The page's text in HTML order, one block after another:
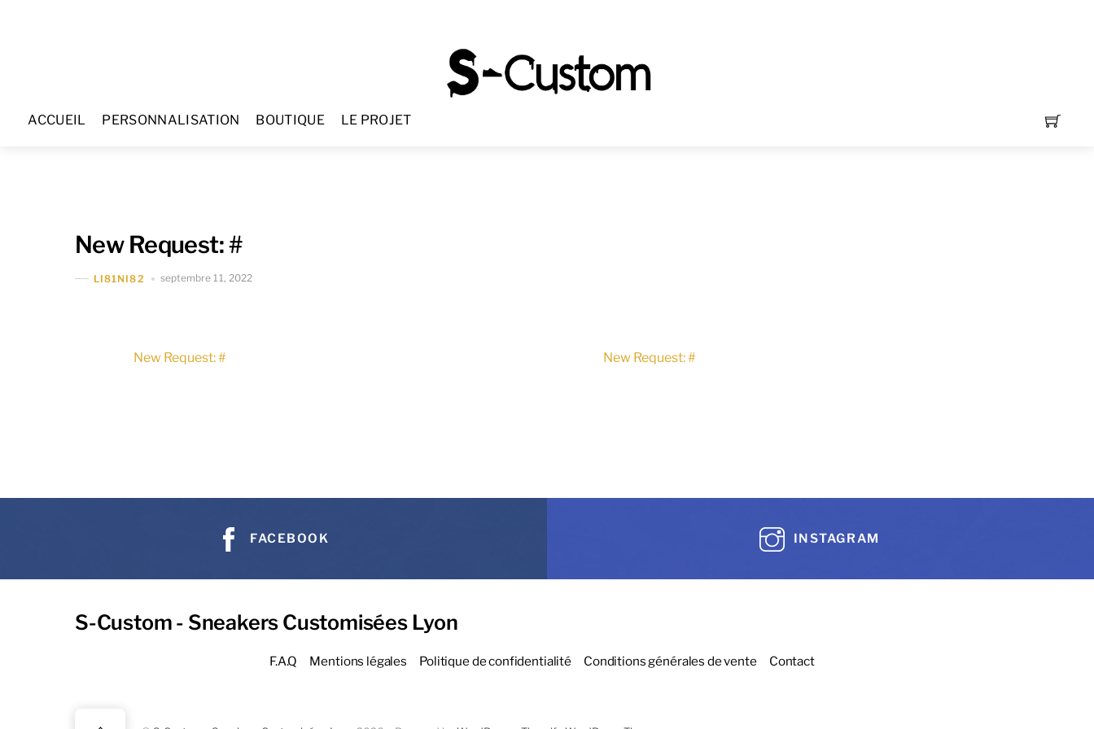
ACCUEIL PERSONNALISATION BOUTIQUE LE PROJET
New Request: #
LI81NI82 septembre 11, 2022
New Request: # New Request: #
FACEBOOK INSTAGRAM
S-Custom - Sneakers Customisées Lyon
F.A.Q Mentions légales Politique de confidentialité Conditions générales de vente Contact